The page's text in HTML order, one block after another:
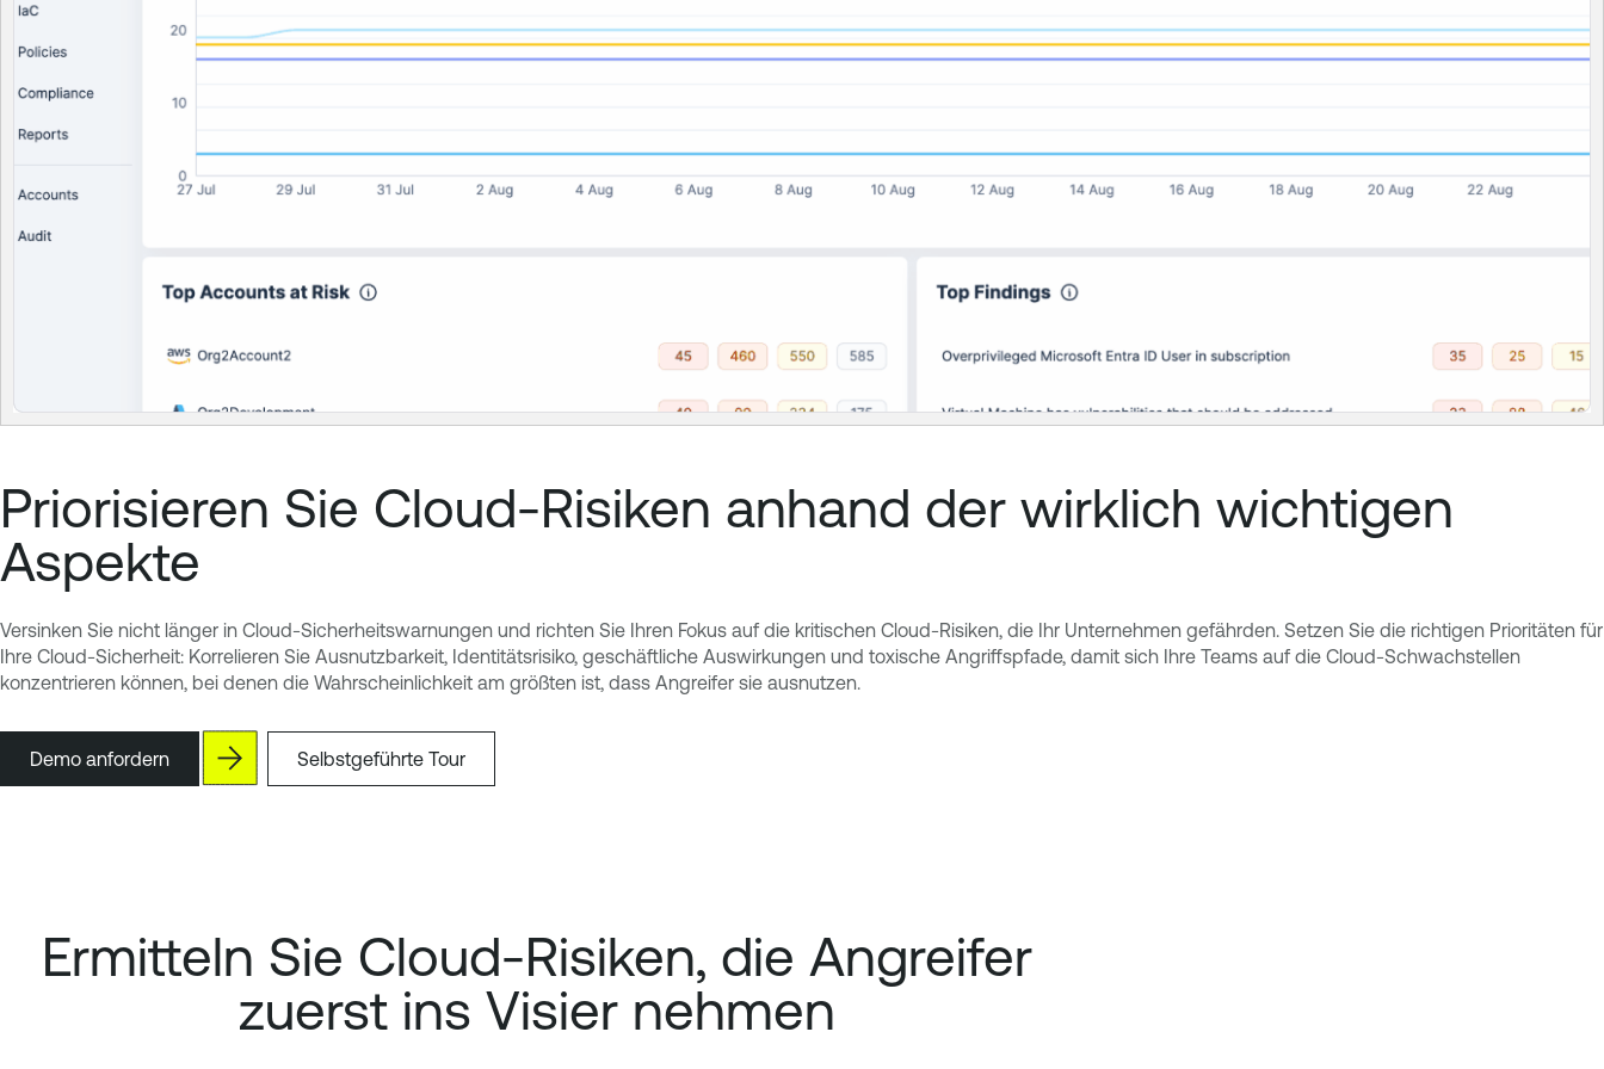
Priorisieren Sie Cloud-Risiken anhand der wirklich wichtigen
Aspekte
Versinken Sie nicht länger in Cloud-Sicherheitswarnungen und richten Sie Ihren Fokus auf die kritischen Cloud-Risiken, die Ihr Unternehmen gefährden. Setzen Sie die richtigen Prioritäten für
Ihre Cloud-Sicherheit: Korrelieren Sie Ausnutzbarkeit, Identitätsrisiko, geschäftliche Auswirkungen und toxische Angriffspfade, damit sich Ihre Teams auf die Cloud-Schwachstellen
konzentrieren können, bei denen die Wahrscheinlichkeit am größten ist, dass Angreifer sie ausnutzen.
Demo anfordern Selbstgeführte Tour
Ermitteln Sie Cloud-Risiken, die Angreifer
zuerst ins Visier nehmen